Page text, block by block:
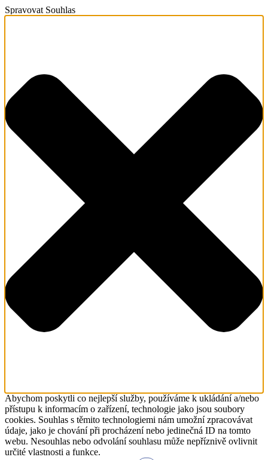
Spravovat Souhlas
Abychom poskytli co nejlepší služby, používáme k ukládání a/nebo
přístupu k informacím o zařízení, technologie jako jsou soubory
cookies. Souhlas s těmito technologiemi nám umožní zpracovávat
údaje, jako je chování při procházení nebo jedinečná ID na tomto
webu. Nesouhlas nebo odvolání souhlasu může nepříznivě ovlivnit
určité vlastnosti a funkce.